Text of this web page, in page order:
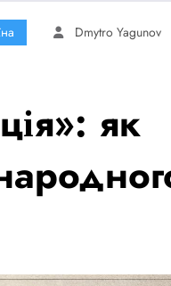
Dmytro Yagunov
як